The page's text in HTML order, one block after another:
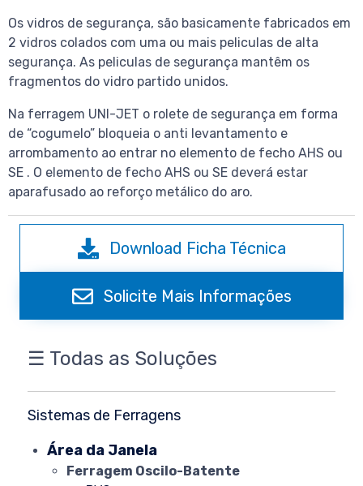
Os vidros de segurança, são basicamente fabricados em
2 vidros colados com uma ou mais peliculas de alta
segurança. As peliculas de segurança mantêm os
fragmentos do vidro partido unidos.
Na ferragem UNI-JET o rolete de segurança em forma
de “cogumelo” bloqueia o anti levantamento e
arrombamento ao entrar no elemento de fecho AHS ou
SE . O elemento de fecho AHS ou SE deverá estar
aparafusado ao reforço metálico do aro.
Download Ficha Técnica
Solicite Mais Informações
☰ Todas as Soluções
Sistemas de Ferragens
Área da Janela
Ferragem Oscilo-Batente